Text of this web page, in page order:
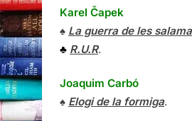
Karel Čapek
♠ La guerra de les
♣ R.U.R.
Joaquim Carbó
♠ Elogi de la formiga.